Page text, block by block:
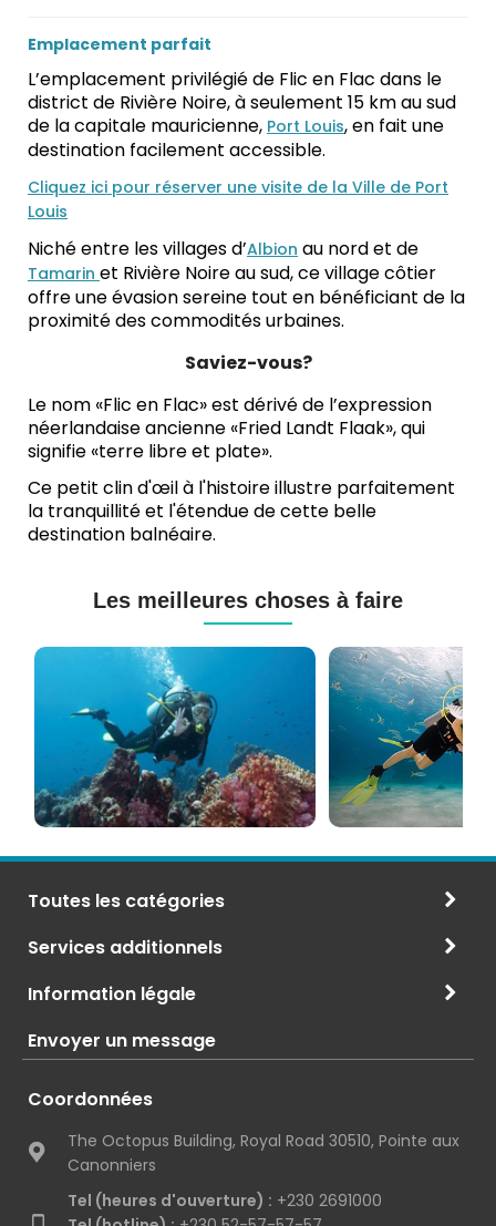
Emplacement parfait
L’emplacement privilégié de Flic en Flac dans le
district de Rivière Noire, à seulement 15 km au sud
de la capitale mauricienne, Port Louis, en fait une
destination facilement accessible.
Cliquez ici pour réserver une visite de la Ville de Port
Louis
Niché entre les villages d’Albion au nord et de
Tamarin et Rivière Noire au sud, ce village côtier
offre une évasion sereine tout en bénéficiant de la
proximité des commodités urbaines.
Saviez-vous?
Le nom «Flic en Flac» est dérivé de l’expression
néerlandaise ancienne «Fried Landt Flaak», qui
signifie «terre libre et plate».
Ce petit clin d'œil à l'histoire illustre parfaitement
la tranquillité et l'étendue de cette belle
destination balnéaire.
Les meilleures choses à faire
de
Sous-
marine
à
Maurice
Toutes les catégories
Services additionnels
Information légale
Envoyer un message
Coordonnées
The Octopus Building, Royal Road 30510, Pointe aux
Canonniers
Tel (heures d'ouverture) : +230 2691000